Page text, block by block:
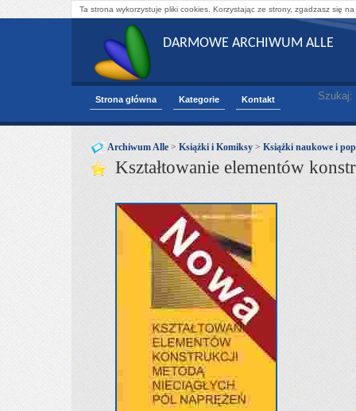
Ta strona wykorzystuje pliki cookies. Korzystając ze strony, zgadzasz się
DARMOWE ARCHIWUM ALLE
Strona główna Kategorie Kontakt Szukaj:
Archiwum Alle > Książki i Komiksy > Książki naukowe i
Kształtowanie elementów